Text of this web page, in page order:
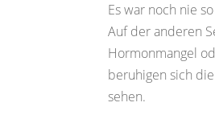
Es war noch nie
Auf der anderen
Hormonmangel
beruhigen sich
sehen.